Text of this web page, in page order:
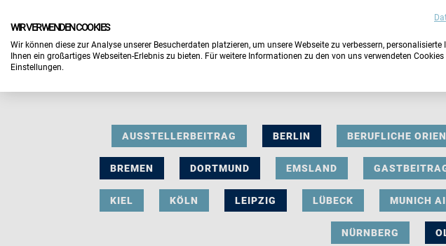
AUSSTELLERBEITRAG BERLIN BERUFLICHE
BREMEN DORTMUND EMSLAND
KIEL KÖLN LEIPZIG LÜBECK MUNICH
NÜRNBERG
WIR VERWENDEN COOKIES
Wir können diese zur Analyse unserer Besucherdaten platzieren, um unsere Webseite zu verbessern, personalisierte
Ihnen ein großartiges Webseiten-Erlebnis zu bieten. Für weitere Informationen zu den von uns verwendeten
Einstellungen.